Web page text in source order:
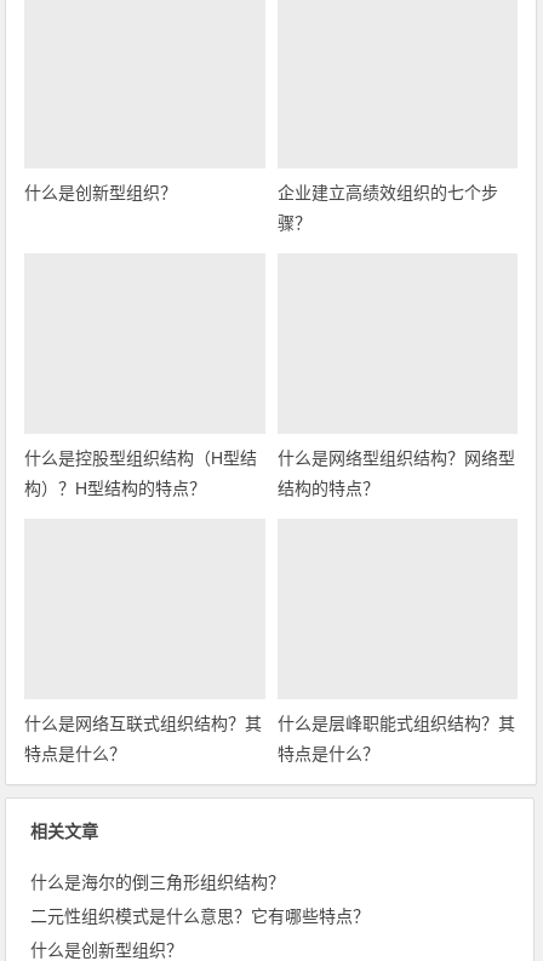
什么是创新型组织？
企业建立高绩效组织的七个步
骤？
什么是控股型组织结构（H型结
构）？H型结构的特点？
什么是网络型组织结构？网络型
结构的特点？
什么是网络互联式组织结构？其
特点是什么？
什么是层峰职能式组织结构？其
特点是什么？
相关文章
什么是海尔的倒三角形组织结构？
二元性组织模式是什么意思？它有哪些特点？
什么是创新型组织？